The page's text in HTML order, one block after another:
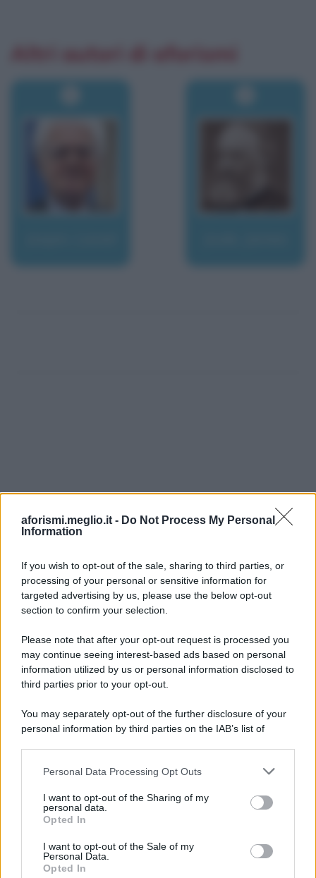
aforismi.meglio.it - Do Not Process My Personal
Information
If you wish to opt-out of the sale, sharing to third parties, or
processing of your personal or sensitive information for
targeted advertising by us, please use the below opt-out
section to confirm your selection.
Please note that after your opt-out request is processed you
may continue seeing interest-based ads based on personal
information utilized by us or personal information disclosed to
third parties prior to your opt-out.
You may separately opt-out of the further disclosure of your
personal information by third parties on the IAB’s list of
This information may also be disclosed by us to third parties
disclose it to other third parties.
Please note that this website/app uses one or more Google
services and may gather and store information including but
not limited to your visit or usage behaviour. You may click to
grant or deny consent to Google and its third-party tags to
Personal Data Processing Opt Outs
I want to opt-out of the Sharing of my
personal data.
Opted In
I want to opt-out of the Sale of my
Personal Data.
Opted In
Ricevi LE FRASI PIÙ BELLE via e-mail
E-mail